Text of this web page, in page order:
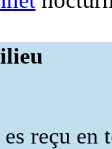
reçu en